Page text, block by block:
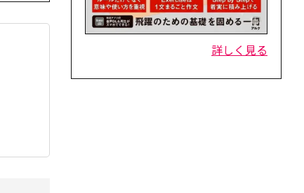
詳しく見る